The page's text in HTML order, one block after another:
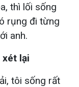
thì lối sống
rụng đi từng
anh.
xét lại
tôi sống rất